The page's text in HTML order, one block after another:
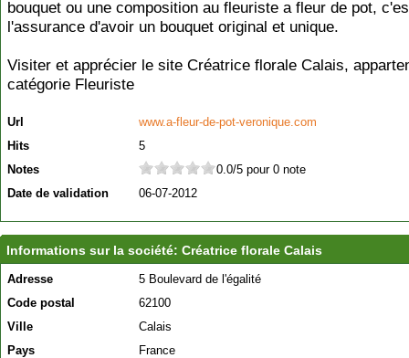
bouquet ou une composition au fleuriste a fleur de pot,
l'assurance d'avoir un bouquet original et unique.
Visiter et apprécier le site Créatrice florale Calais,
catégorie Fleuriste
Url
www.a-fleur-de-pot-veronique.com
Hits
5
Notes
0.0/5 pour 0 note
Date de validation
06-07-2012
Informations sur la société: Créatrice florale Calais
Adresse
5 Boulevard de l'égalité
Code postal
62100
Ville
Calais
Pays
France